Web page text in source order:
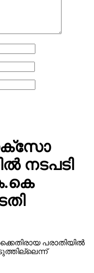
നടപടി
പരാതിയില്‍